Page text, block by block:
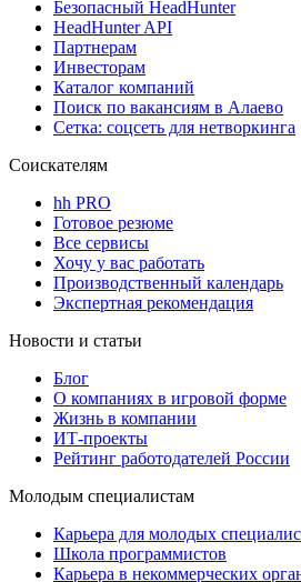
Безопасный HeadHunter
HeadHunter API
Партнерам
Инвесторам
Каталог компаний
Поиск по вакансиям в Алаево
Сетка: соцсеть для нетворкинга
Соискателям
hh PRO
Готовое резюме
Все сервисы
Хочу у вас работать
Производственный календарь
Экспертная рекомендация
Новости и статьи
Блог
О компаниях в игровой форме
Жизнь в компании
ИТ-проекты
Рейтинг работодателей России
Молодым специалистам
Карьера для молодых
Школа программистов
Карьера в некоммерческих